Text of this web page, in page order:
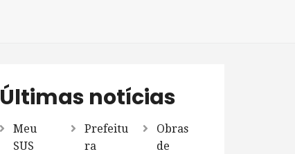
Últimas notícias
Meu
SUS
Prefeitu
ra
Obras
de